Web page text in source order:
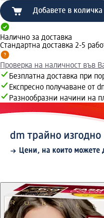
Добавете в количка
Налично за доставка
Стандартна доставка 2-5
Проверка на наличност във
Безплатна доставка при
Експресно получаване от
Разнообразни начини на
dm трайно изгодно
Цени, на които можете